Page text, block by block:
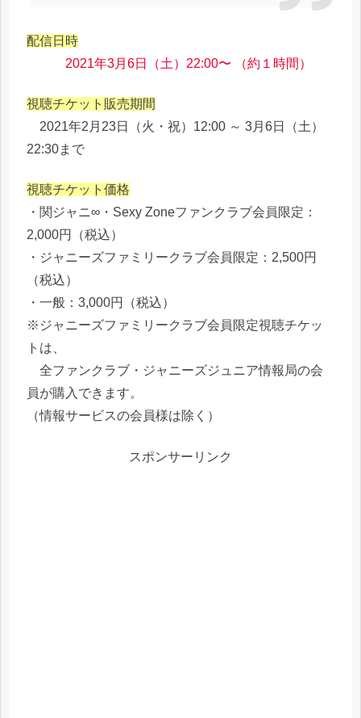
配信日時
2021年3月6日（土）22:00〜 （約１時間）
視聴チケット販売期間
2021年2月23日（火・祝）12:00 ～ 3月6日（土）
22:30まで
視聴チケット価格
・関ジャニ∞・Sexy Zoneファンクラブ会員限定：
2,000円（税込）
・ジャニーズファミリークラブ会員限定：2,500円
（税込）
・一般：3,000円（税込）
※ジャニーズファミリークラブ会員限定視聴チケッ
トは、
全ファンクラブ・ジャニーズジュニア情報局の会
員が購入できます。
（情報サービスの会員様は除く）
スポンサーリンク